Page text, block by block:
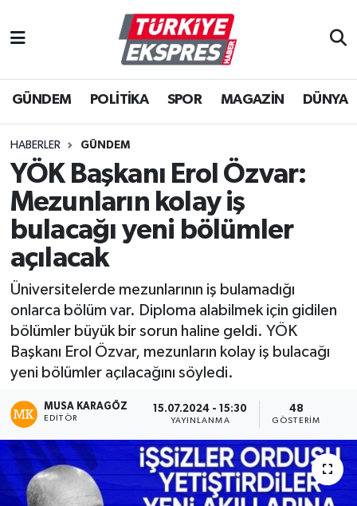
GÜNDEM POLİTİKA SPOR MAGAZİN DÜNYA
HABERLER GÜNDEM
YÖK Başkanı Erol Özvar:
Mezunların kolay iş
bulacağı yeni bölümler
açılacak
Üniversitelerde mezunlarının iş bulamadığı
onlarca bölüm var. Diploma alabilmek için gidilen
bölümler büyük bir sorun haline geldi. YÖK
Başkanı Erol Özvar, mezunların kolay iş bulacağı
yeni bölümler açılacağını söyledi.
MUSA KARAGÖZ
EDITÖR
15.07.2024 - 15:30
YAYINLANMA
48
GÖSTERIM
İstanbul Nöbetçi Eczaneler
İstanbul Hava Durumu
İstanbul Namaz Vakitleri
İstanbul Trafik Yoğunluk Haritası
Süper Lig Puan Durumu ve Fikstür
Tüm Manşetler
Son Dakika Haberleri
Haber Arşivi